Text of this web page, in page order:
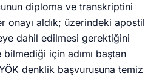
diploma ve transkriptini
onayı aldık; üzerindeki apostil
dahil edilmesi gerektiğini
için adımı baştan
denklik başvurusuna temiz